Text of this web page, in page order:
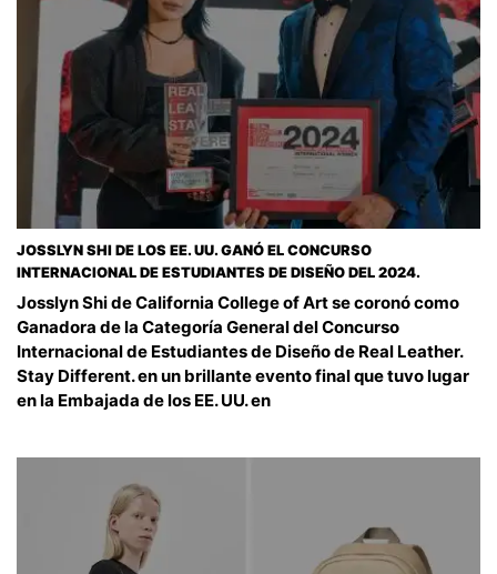
JOSSLYN SHI DE LOS EE. UU. GANÓ EL CONCURSO
INTERNACIONAL DE ESTUDIANTES DE DISEÑO DEL 2024.
Josslyn Shi de California College of Art se coronó como
Ganadora de la Categoría General del Concurso
Internacional de Estudiantes de Diseño de Real Leather.
Stay Different. en un brillante evento final que tuvo lugar
en la Embajada de los EE. UU. en